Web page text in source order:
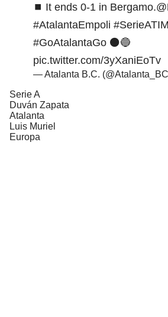
⏹ It ends 0-1 in Bergamo.
#AtalantaEmpoli #SerieATIM
#GoAtalantaGo ⚫️🔵
pic.twitter.com/3yXaniEoTv
— Atalanta B.C.
Serie A
Duván Zapata
Atalanta
Luis Muriel
Europa